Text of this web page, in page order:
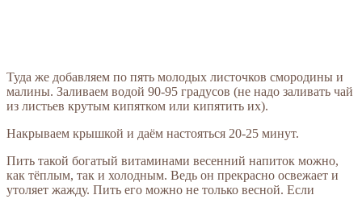
Туда же добавляем по пять молодых листочков смородины и
малины. Заливаем водой 90-95 градусов (не надо заливать чай
из листьев крутым кипятком или кипятить их).
Накрываем крышкой и даём настояться 20-25 минут.
Пить такой богатый витаминами весенний напиток можно,
как тёплым, так и холодным. Ведь он прекрасно освежает и
утоляет жажду. Пить его можно не только весной. Если